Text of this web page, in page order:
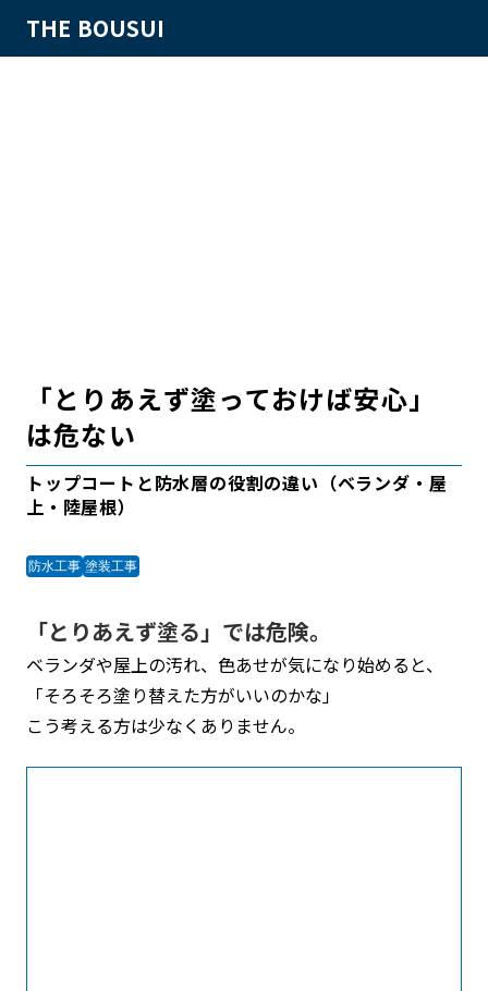
「とりあえず塗っておけば安心」
は危ない
トップコートと防水層の役割の違い（ベランダ・屋
上・陸屋根）
防水工事 塗装工事
「とりあえず塗る」では危険。
ベランダや屋上の汚れ、色あせが気になり始めると、
「そろそろ塗り替えた方がいいのかな」
こう考える方は少なくありません。
THE BOUSUI